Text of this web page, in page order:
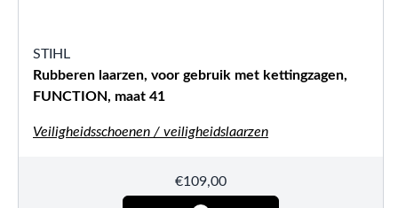
STIHL
Rubberen laarzen, voor gebruik met kettingzagen,
FUNCTION, maat 41
Veiligheidsschoenen / veiligheidslaarzen
€109,00